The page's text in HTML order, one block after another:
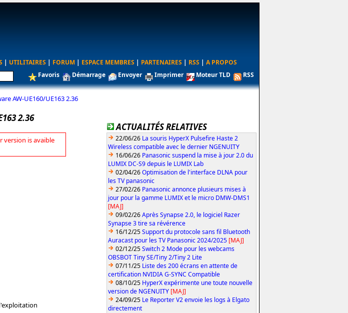
| UTILITAIRES | FORUM | ESPACE MEMBRES | PARTENAIRES | RSS | A PROPOS
Favoris Démarrage Envoyer Imprimer Moteur TLD RSS
AW-UE160/UE163 2.36
2.36
version is avaible
ACTUALITÉS RELATIVES
22/06/26 La souris HyperX Pulsefire Haste 2
Wireless compatible avec le dernier NGENUITY
16/06/26 Panasonic suspend la mise à jour 2.0 du
LUMIX DC-S9 depuis le LUMIX Lab
02/04/26Optimisation de l'interface DLNA pour
les TV panasonic
27/02/26 Panasonic annonce plusieurs mises à
jour pour la gamme LUMIX et le micro DMW-DMS1
[MAJ]
09/02/26Après Synapse 2.0, le logiciel Razer
Synapse 3 tire sa révérence
16/12/25Support du protocole sans fil Bluetooth
Auracast pour les TV Panasonic 2024/2025 [MAJ]
02/12/25Switch 2 Mode pour les webcams
OBSBOT Tiny SE/Tiny 2/Tiny 2 Lite
07/11/25 Liste des 200 écrans en attente de
certification NVIDIA G-SYNC Compatible
08/10/25 HyperX expérimente une toute nouvelle
version de NGENUITY [MAJ]
24/09/25 Le Reporter V2 envoie les logs à Elgato
directement